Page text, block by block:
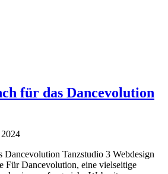
für das Dancevolution
Dancevolution Tanzstudio 3 Webdesign
Dancevolution, eine vielseitige